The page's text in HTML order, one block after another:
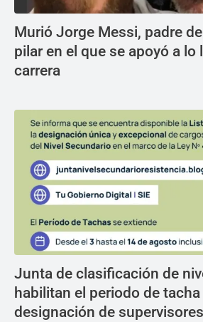
Murió Jorge Messi, padre
pilar en el que se apoyó a lo
carrera
Junta de clasificación de
habilitan el periodo de tacha
designación de supervisores